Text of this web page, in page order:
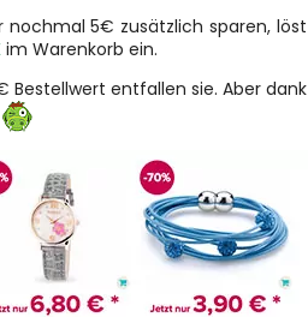
5€ zusätzlich sparen, löst
im Warenkorb ein.
Bestellwert entfallen sie. Aber dank